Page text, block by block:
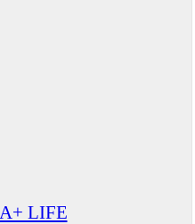
A+ LIFE